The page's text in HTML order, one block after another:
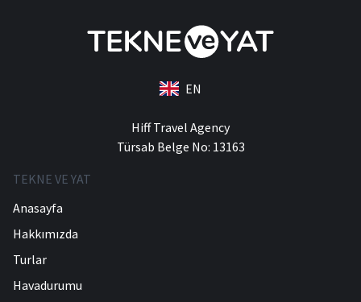
EN
Hiff Travel Agency
Türsab Belge No: 13163
TEKNE VE YAT
Anasayfa
Hakkımızda
Turlar
Havadurumu